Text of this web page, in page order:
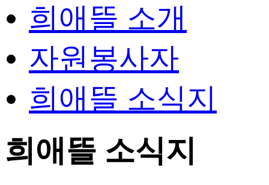
희애뜰 소개
자원봉사자
희애뜰 소식지
희애뜰 소식지